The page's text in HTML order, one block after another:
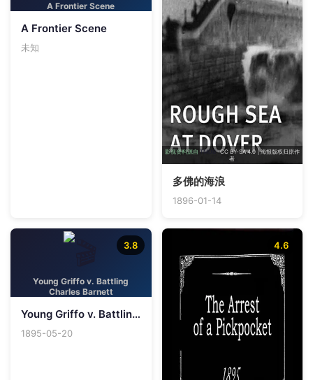
A Frontier Scene
A Frontier Scene
未知
影视资料源自 TMDB· CC BY-SA 4.0 | 海报版权归原作
者
多佛的海浪
1896-01-14
Young Griffo v. Battling
Charles Barnett
3.8
Young Griffo v. Battling Charles Barnett
1895-05-20
4.6